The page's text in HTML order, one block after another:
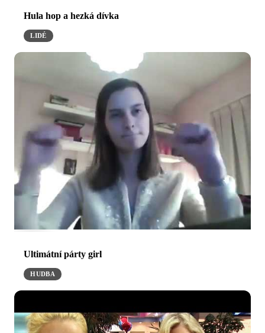
Hula hop a hezká dívka
LIDÉ
Ultimátní párty girl
HUDBA